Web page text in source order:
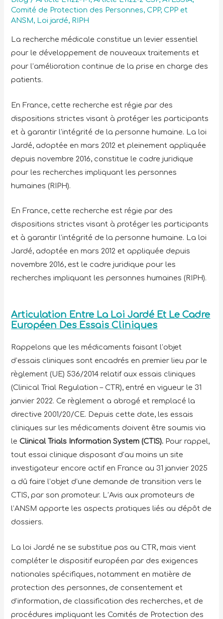
Comité de Protection des Personnes,CPP,CPP et
ANSM, Loi jardé, RIPH
La recherche médicale constitue un levier essentiel
pour le développement de nouveaux traitements et
pour l’amélioration continue de la prise en charge des
patients.
En France, cette recherche est régie par des
dispositions strictes visant à protéger les participants
et à garantir l’intégrité de la personne humaine. La loi
Jardé, adoptée en mars 2012 et pleinement appliquée
depuis novembre 2016, constitue le cadre juridique
pour les recherches impliquant les personnes
humaines (RIPH).
En France, cette recherche est régie par des
dispositions strictes visant à protéger les participants
et à garantir l’intégrité de la personne humaine. La loi
Jardé, adoptée en mars 2012 et appliquée depuis
novembre 2016, est le cadre juridique pour les
recherches impliquant les personnes humaines (RIPH).
Articulation Entre La Loi Jardé Et Le Cadre
Européen Des Essais Cliniques
Rappelons que les médicaments faisant l’objet
d’essais cliniques sont encadrés en premier lieu par le
règlement (UE) 536/2014 relatif aux essais cliniques
(Clinical Trial Regulation – CTR), entré en vigueur le 31
janvier 2022. Ce règlement a abrogé et remplacé la
directive 2001/20/CE. Depuis cette date, les essais
cliniques sur les médicaments doivent être soumis via
le Clinical Trials Information System (CTIS). Pour rappel,
tout essai clinique disposant d’au moins un site
investigateur encore actif en France au 31 janvier 2025
a dû faire l’objet d’une demande de transition vers le
CTIS, par son promoteur. L’Avis aux promoteurs de
l’ANSM apporte les aspects pratiques liés au dépôt de
dossiers.
La loi Jardé ne se substitue pas au CTR, mais vient
compléter le dispositif européen par des exigences
nationales spécifiques, notamment en matière de
protection des personnes, de consentement et
d’information, de classification des recherches, et de
procédures impliquant les Comités de Protection des